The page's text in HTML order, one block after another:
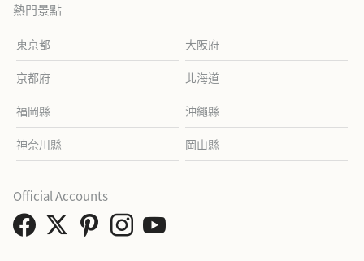
熱門景點
東京都 大阪府
京都府 北海道
福岡縣 沖繩縣
神奈川縣 岡山縣
Official Accounts